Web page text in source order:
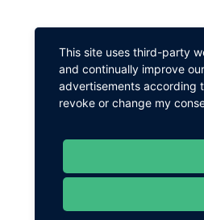
This site uses third-party
and continually improve
advertisements according
revoke or change my